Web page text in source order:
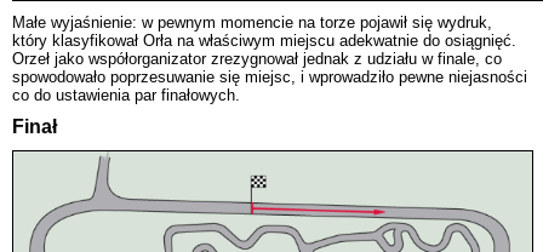
Małe wyjaśnienie: w pewnym momencie na torze pojawił się wydruk,
który klasyfikował Orła na właściwym miejscu adekwatnie do osiągnięć.
Orzeł jako współorganizator zrezygnował jednak z udziału w finale, co
spowodowało poprzesuwanie się miejsc, i wprowadziło pewne niejasności
co do ustawienia par finałowych.
Finał